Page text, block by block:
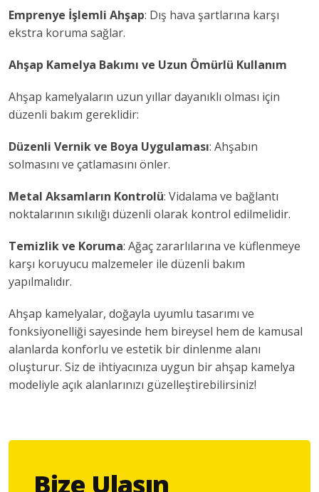
Bize Ulaşın
Emprenye İşlemli Ahşap: Dış hava şartlarına karşı
ekstra koruma sağlar.
Ahşap Kamelya Bakımı ve Uzun Ömürlü Kullanım
Ahşap kamelyaların uzun yıllar dayanıklı olması için
düzenli bakım gereklidir:
Düzenli Vernik ve Boya Uygulaması: Ahşabın
solmasını ve çatlamasını önler.
Metal Aksamların Kontrolü: Vidalama ve bağlantı
noktalarının sıkılığı düzenli olarak kontrol edilmelidir.
Temizlik ve Koruma: Ağaç zararlılarına ve küflenmeye
karşı koruyucu malzemeler ile düzenli bakım
yapılmalıdır.
Ahşap kamelyalar, doğayla uyumlu tasarımı ve
fonksiyonelliği sayesinde hem bireysel hem de kamusal
alanlarda konforlu ve estetik bir dinlenme alanı
oluşturur. Siz de ihtiyacınıza uygun bir ahşap kamelya
modeliyle açık alanlarınızı güzelleştirebilirsiniz!